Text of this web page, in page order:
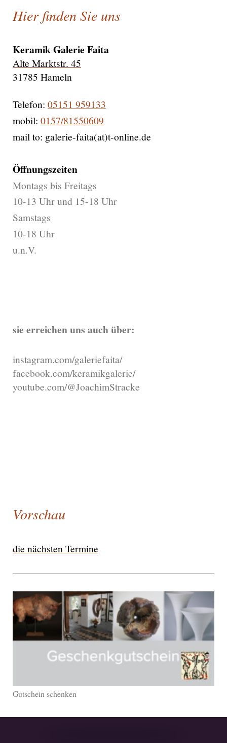
Hier finden Sie uns
Keramik Galerie Faita
Alte Marktstr. 45
31785 Hameln
Telefon: 05151 959133
mobil: 0157/81550609
mail to: galerie-faita(at)t-online.de
Öffnungszeiten
Montags bis Freitags
10-13 Uhr und 15-18 Uhr
Samstags
10-18 Uhr
u.n.V.
sie erreichen uns auch über:
instagram.com/galeriefaita/
facebook.com/keramikgalerie/
youtube.com/@JoachimStracke
Vorschau
die nächsten Termine
Gutschein schenken